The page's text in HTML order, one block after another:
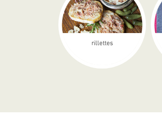
rillettes